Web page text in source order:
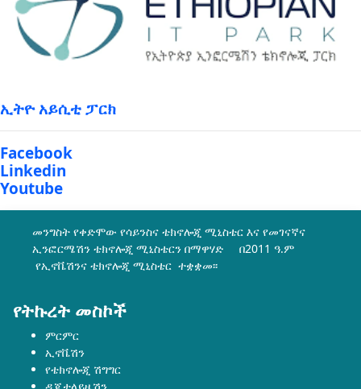
Facebook
Linkedin
Youtube
መንግስት የቀድሞው የሳይንስና ቴክኖሎጂ ሚኒስቴር እና የመገናኛና
ኢንፎርሜሽን ቴክኖሎጂ ሚኒስቴርን በማዋሃድ በ2011 ዓ.ም
የኢኖቬሽንና ቴክኖሎጂ ሚኒስቴር ተቋቋመ፡፡
ምርምር
ኢኖቬሽን
የቴክኖሎጂ ሽግግር
ዲጂታላይዜሽን